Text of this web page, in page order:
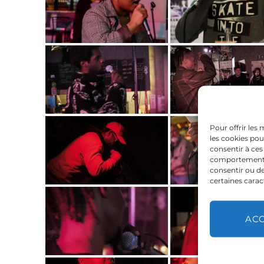
Pour offrir les
les cookies
consentir à
comportement
consentir ou
certaines